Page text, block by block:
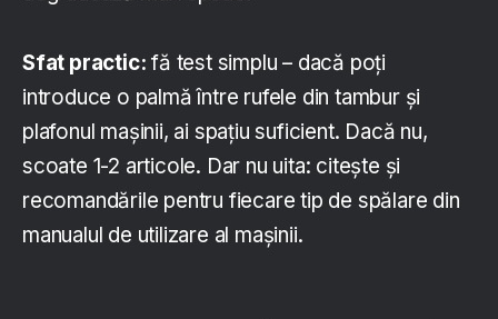
Sfat practic: fă test simplu – dacă poți
introduce o palmă între rufele din tambur și
plafonul mașinii, ai spațiu suficient. Dacă nu,
scoate 1-2 articole. Dar nu uita: citește și
recomandările pentru fiecare tip de spălare din
manualul de utilizare al mașinii.